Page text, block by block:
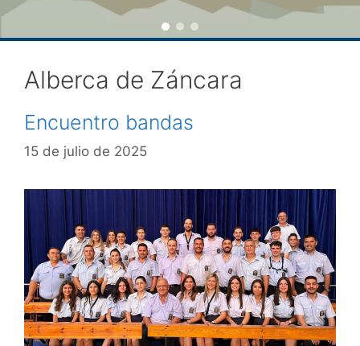
Alberca de Záncara
Encuentro bandas
15 de julio de 2025